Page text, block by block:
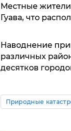
Местные жители
Гуава, что
Наводнение
различных
десятков
Природные